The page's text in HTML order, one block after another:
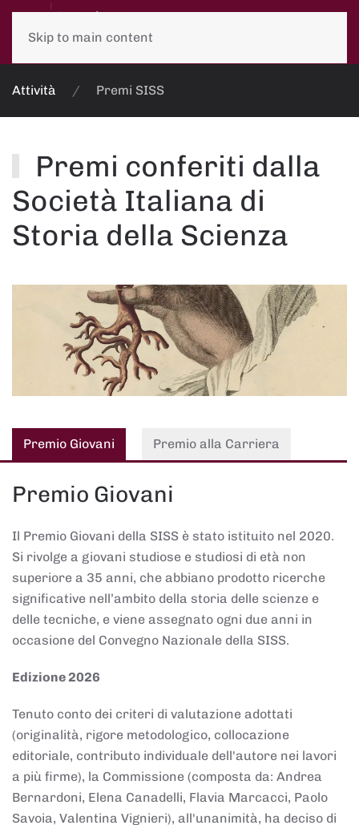
Skip to main content
Attività Premi SISS
Premi conferiti dalla
Società Italiana di
Storia della Scienza
Premio Giovani Premio alla Carriera
Premio Giovani
Il Premio Giovani della SISS è stato istituito nel 2020.
Si rivolge a giovani studiose e studiosi di età non
superiore a 35 anni, che abbiano prodotto ricerche
significative nell’ambito della storia delle scienze e
delle tecniche, e viene assegnato ogni due anni in
occasione del Convegno Nazionale della SISS.
Edizione 2026
Tenuto conto dei criteri di valutazione adottati
(originalità, rigore metodologico, collocazione
editoriale, contributo individuale dell'autore nei lavori
a più firme), la Commissione (composta da: Andrea
Bernardoni, Elena Canadelli, Flavia Marcacci, Paolo
Savoia, Valentina Vignieri), all'unanimità, ha deciso di